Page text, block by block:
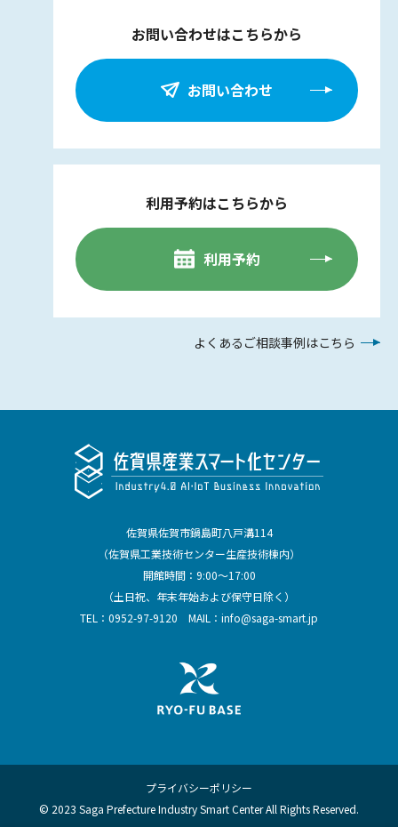
お問い合わせはこちらから
お問い合わせ
利用予約はこちらから
利用予約
よくあるご相談事例はこちら
佐賀県佐賀市鍋島町八戸溝114
（佐賀県工業技術センター生産技術棟内）
開館時間：9:00～17:00
（土日祝、年末年始および保守日除く）
TEL： 0952-97-9120 MAIL： info@saga-smart.jp
プライバシーポリシー
© 2023 Saga Prefecture Industry Smart Center All Rights Reserved.